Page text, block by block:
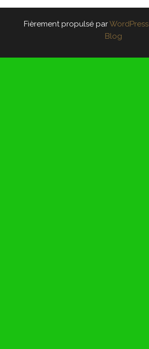
Fièrement propulsé parWordPress
Blog